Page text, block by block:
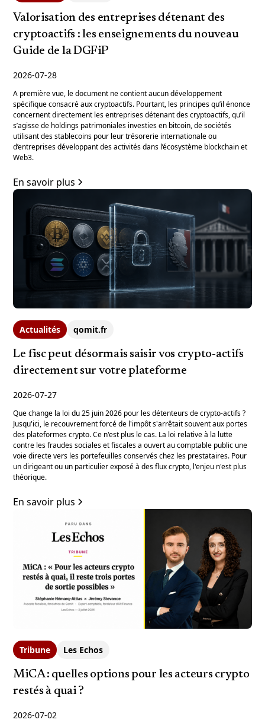
Valorisation des entreprises détenant des
cryptoactifs : les enseignements du nouveau
Guide de la DGFiP
2026-07-28
A première vue, le document ne contient aucun développement
spécifique consacré aux cryptoactifs. Pourtant, les principes qu’il énonce
concernent directement les entreprises détenant des cryptoactifs, qu’il
s’agisse de holdings patrimoniales investies en bitcoin, de sociétés
utilisant des stablecoins pour leur trésorerie internationale ou
d’entreprises développant des activités dans l’écosystème blockchain et
Web3.
En savoir plus
Actualités qomit.fr
Le fisc peut désormais saisir vos crypto-actifs
directement sur votre plateforme
2026-07-27
Que change la loi du 25 juin 2026 pour les détenteurs de crypto-actifs ?
Jusqu'ici, le recouvrement forcé de l'impôt s'arrêtait souvent aux portes
des plateformes crypto. Ce n'est plus le cas. La loi relative à la lutte
contre les fraudes sociales et fiscales a ouvert au comptable public une
voie directe vers les portefeuilles conservés chez les prestataires. Pour
un dirigeant ou un particulier exposé à des flux crypto, l'enjeu n'est plus
théorique.
En savoir plus
Tribune Les Echos
MiCA : quelles options pour les acteurs crypto
restés à quai ?
2026-07-02